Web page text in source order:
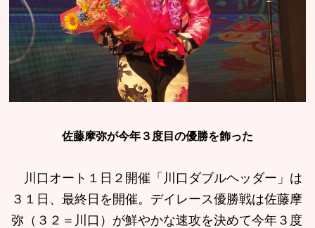
佐藤摩弥が今年３度目の優勝を飾った
川口オート１日２開催「川口ダブルヘッダー」は
３１日、最終日を開催。デイレース優勝戦は佐藤摩
弥（３２＝川口）が鮮やかな速攻を決めて今年３度